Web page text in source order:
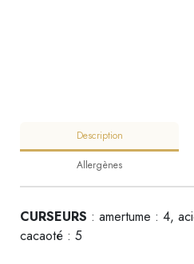
Description
Allergènes
CURSEURS : amertume : 4,
cacaoté : 5